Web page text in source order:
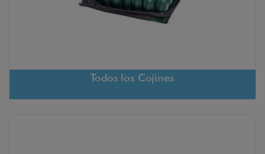
Todos los Cojines